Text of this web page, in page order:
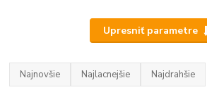
Upresniť parametre
Najnovšie Najlacnejšie Najdrahšie